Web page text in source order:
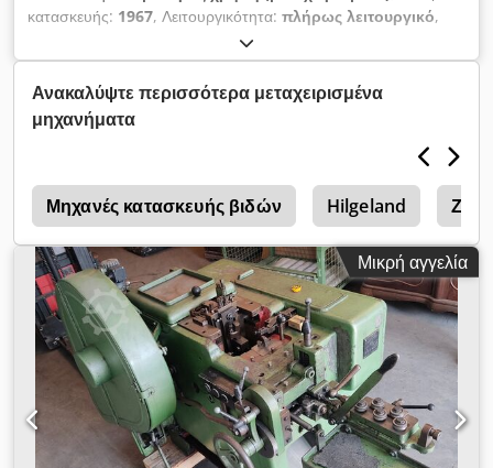
κατασκευής: 1967, Λειτουργικότητα: πλήρως λειτουργικό,
Πολύ καλά διατηρημένη διπλή πρέσα DM2 από Heuer
Hammer. Άμεσα έτοιμη προς χρήση. Dodpfx Ajxywkwjn Tock
Ανακαλύψτε περισσότερα μεταχειρισμένα
μηχανήματα
Μηχανές κατασκευής βιδών Hilgeland
Μικρή αγγελία